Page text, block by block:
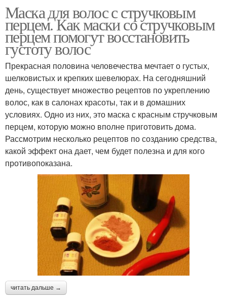
Маска для волос с стручковым
перцем. Как маски со стручковым
перцем помогут восстановить
густоту волос
Прекрасная половина человечества мечтает о густых,
шелковистых и крепких шевелюрах. На сегодняшний
день, существует множество рецептов по укреплению
волос, как в салонах красоты, так и в домашних
условиях. Одно из них, это маска с красным стручковым
перцем, которую можно вполне приготовить дома.
Рассмотрим несколько рецептов по созданию средства,
какой эффект она дает, чем будет полезна и для кого
противопоказана.
читать дальше →